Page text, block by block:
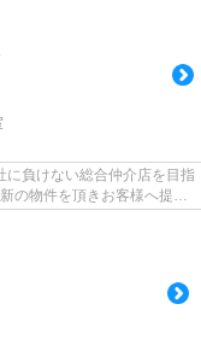
に負けない総合仲介店を目指
の物件を頂きお客様へ提供